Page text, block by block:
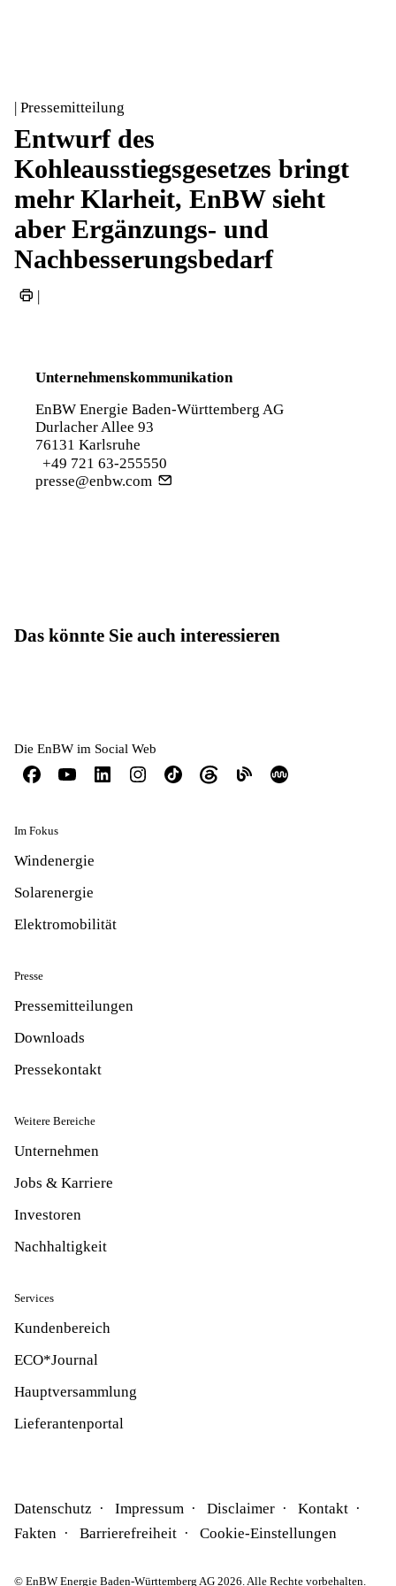
| Pressemitteilung
Entwurf des
Kohleausstiegsgesetzes bringt
mehr Klarheit, EnBW sieht
aber Ergänzungs- und
Nachbesserungsbedarf
|
Unternehmenskommunikation
EnBW Energie Baden-Württemberg AG
Durlacher Allee 93
76131 Karlsruhe
+49 721 63-255550
presse@enbw.com
Das könnte Sie auch interessieren
Die EnBW im Social Web
Im Fokus
Windenergie
Solarenergie
Elektromobilität
Presse
Pressemitteilungen
Downloads
Pressekontakt
Weitere Bereiche
Unternehmen
Jobs & Karriere
Investoren
Nachhaltigkeit
Services
Kundenbereich
ECO*Journal
Hauptversammlung
Lieferantenportal
Datenschutz Impressum Disclaimer
Kontakt
Fakten
Barrierefreiheit Cookie-Einstellungen
© EnBW Energie Baden-Württemberg AG 2026. Alle Rechte vorbehalten.